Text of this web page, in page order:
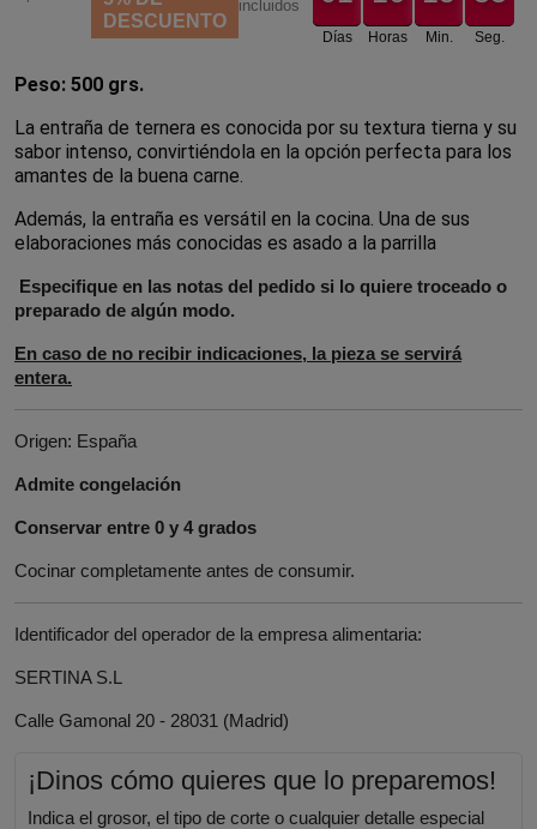
DESCUENTO
incluidos
Días Horas Min. Seg.
Peso: 500 grs.
La entraña de ternera es conocida por su textura tierna y su
sabor intenso, convirtiéndola en la opción perfecta para los
amantes de la buena carne.
Además, la entraña es versátil en la cocina. Una de sus
elaboraciones más conocidas es asado a la parrilla
Especifique en las notas del pedido si lo quiere troceado o
preparado de algún modo.
En caso de no recibir indicaciones, la pieza se servirá
entera.
Origen: España
Admite congelación
Conservar entre 0 y 4 grados
Cocinar completamente antes de consumir.
Identificador del operador de la empresa alimentaria:
SERTINA S.L
Calle Gamonal 20 - 28031 (Madrid)
¡Dinos cómo quieres que lo preparemos!
Indica el grosor, el tipo de corte o cualquier detalle especial